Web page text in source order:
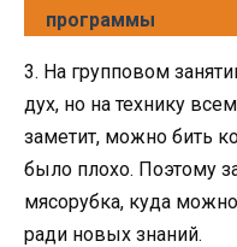
программы
3. На групповом
дух, но на технику
заметит, можно бить
было плохо. Поэтому
мясорубка, куда
ради новых знаний.